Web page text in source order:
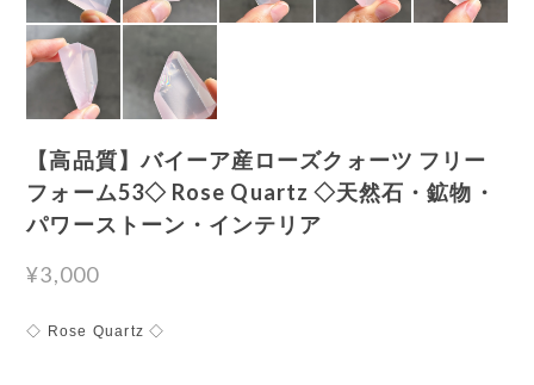
【高品質】バイーア産ローズクォーツ フリー
フォーム53◇ Rose Quartz ◇天然石・鉱物・
パワーストーン・インテリア
¥3,000
◇ Rose Quartz ◇